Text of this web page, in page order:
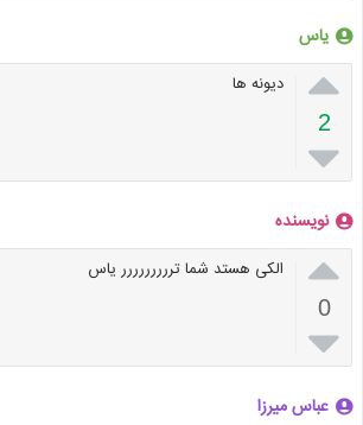
یاس

2

دیونه ها
نویسنده

0

الکی هستد شما تررررررررر یاس
عباس میرزا